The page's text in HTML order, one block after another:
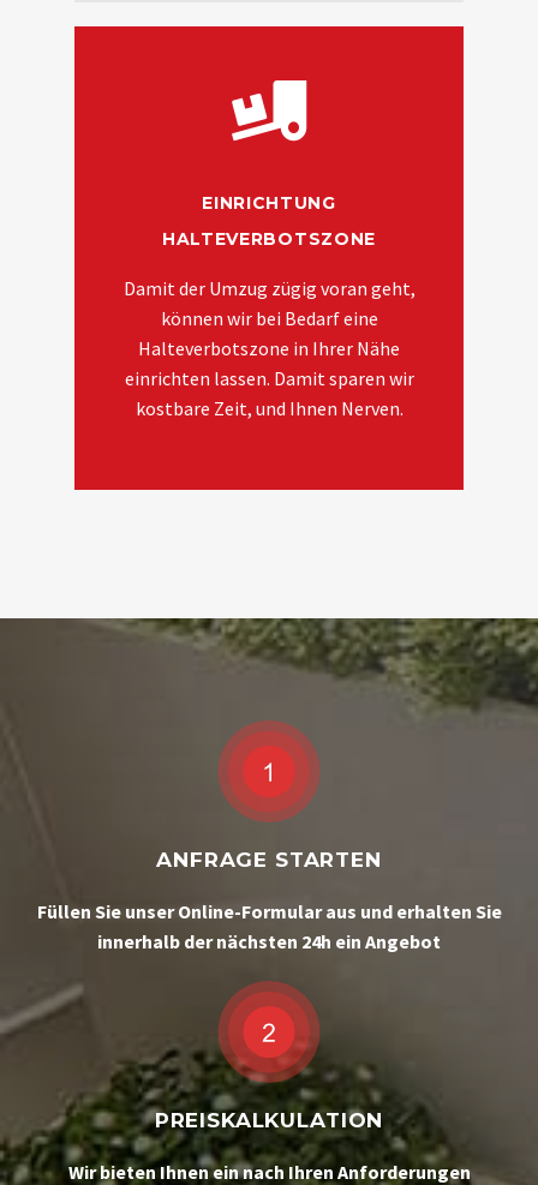
EINRICHTUNG
HALTEVERBOTSZONE
Damit der Umzug zügig voran geht,
können wir bei Bedarf eine
Halteverbotszone in Ihrer Nähe
einrichten lassen. Damit sparen wir
kostbare Zeit, und Ihnen Nerven.
ANFRAGE STARTEN
Füllen Sie unser Online-Formular aus und erhalten Sie
innerhalb der nächsten 24h ein Angebot
PREISKALKULATION
Wir bieten Ihnen ein nach Ihren Anforderungen